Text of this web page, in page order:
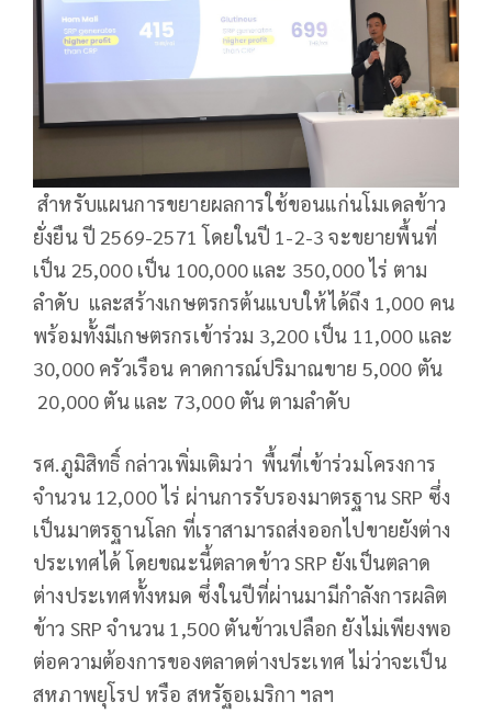
สำหรับแผนการขยายผลการใช้ขอนแก่นโมเดลข้าว
ยั่งยืน ปี 2569-2571 โดยในปี 1-2-3 จะขยายพื้นที่
เป็น 25,000 เป็น 100,000 และ 350,000 ไร่ ตาม
ลำดับ และสร้างเกษตรกรต้นแบบให้ได้ถึง 1,000 คน
พร้อมทั้งมีเกษตรกรเข้าร่วม 3,200 เป็น 11,000 และ
30,000 ครัวเรือน คาดการณ์ปริมาณขาย 5,000 ตัน
20,000 ตัน และ 73,000 ตัน ตามลำดับ
รศ.ภูมิสิทธิ์ กล่าวเพิ่มเติมว่า พื้นที่เข้าร่วมโครงการ
จำนวน 12,000 ไร่ ผ่านการรับรองมาตรฐาน SRP ซึ่ง
เป็นมาตรฐานโลก ที่เราสามารถส่งออกไปขายยังต่าง
ประเทศได้ โดยขณะนี้ตลาดข้าว SRP ยังเป็นตลาด
ต่างประเทศทั้งหมด ซึ่งในปีที่ผ่านมามีกำลังการผลิต
ข้าว SRP จำนวน 1,500 ตันข้าวเปลือก ยังไม่เพียงพอ
ต่อความต้องการของตลาดต่างประเทศ ไม่ว่าจะเป็น
สหภาพยุโรป หรือ สหรัฐอเมริกา ฯลฯ